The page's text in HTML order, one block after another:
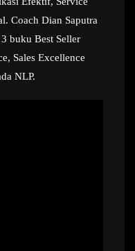
Coach Dian Saputra
buku Best Seller
Sales Excellence
NLP.